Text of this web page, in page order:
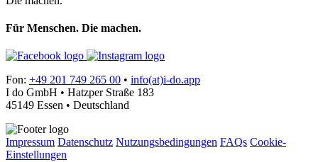
Für Menschen. Die machen.
Fon: +49 201 749 265 00 • info(at)i-do.app
I do GmbH • Hatzper Straße 183
45149 Essen • Deutschland
Impressum Datenschutz Nutzungsbedingungen FAQs Cookie-
Einstellungen